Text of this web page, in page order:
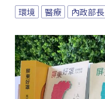
環境 醫療 內政部長